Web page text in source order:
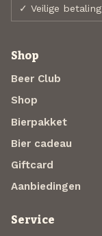
✓ Veilige betaling
Shop
Beer Club
Shop
Bierpakket
Bier cadeau
Giftcard
Aanbiedingen
Service